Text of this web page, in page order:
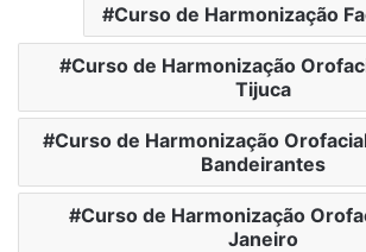
Curso de Harmonização
Curso de Harmonização
Tijuca
Curso de Harmonização
Bandeirantes
Curso de Harmonização
Janeiro